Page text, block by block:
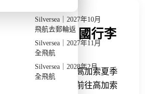
Silversea｜2027年10月
飛航去郵輪返
Silversea｜2027年11月
全飛航
Silversea｜2028年2月
全飛航
要帶什麼？三國行李
節差異整理
氣候差異出發，整理高加索夏季
單重點，幫助第一次前往高加索